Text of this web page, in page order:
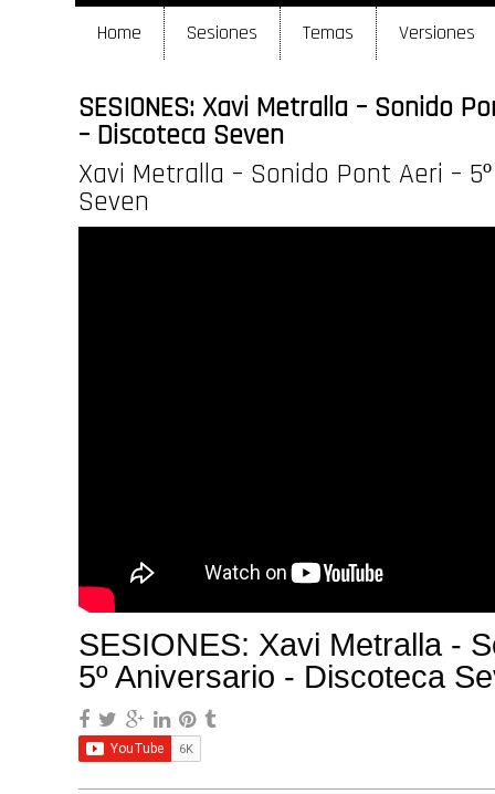
Home Sesiones Temas Versiones
SESIONES: Xavi Metralla – Sonido
– Discoteca Seven
Xavi Metralla – Sonido Pont Aeri –
Seven
SESIONES: Xavi Metralla -
5º Aniversario - Discoteca